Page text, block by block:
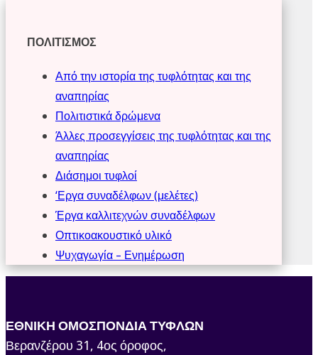
ΠΟΛΙΤΙΣΜΟΣ
Από την ιστορία της τυφλότητας και της
αναπηρίας
Πολιτιστικά δρώμενα
Άλλες προσεγγίσεις της τυφλότητας και της
αναπηρίας
Διάσημοι τυφλοί
‘Εργα συναδέλφων (μελέτες)
Έργα καλλιτεχνών συναδέλφων
Οπτικοακουστικό υλικό
Ψυχαγωγία – Ενημέρωση
ΕΘΝΙΚΗ ΟΜΟΣΠΟΝΔΙΑ ΤΥΦΛΩΝ
Βερανζέρου 31, 4ος όροφος,